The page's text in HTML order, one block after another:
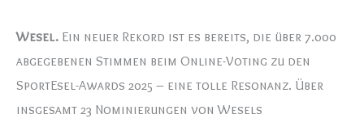
Wesel. Ein neuer Rekord ist es bereits, die über 7.000
abgegebenen Stimmen beim Online-Voting zu den
SportEsel-Awards 2025 – eine tolle Resonanz. Über
insgesamt 23 Nominierungen von Wesels